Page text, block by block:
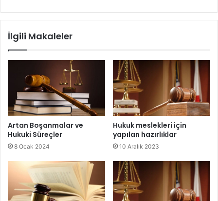
İlgili Makaleler
Artan Boşanmalar ve
Hukuki Süreçler
8 Ocak 2024
Hukuk meslekleri için
yapılan hazırlıklar
10 Aralık 2023